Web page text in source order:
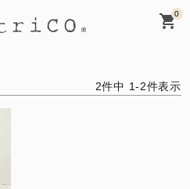
0
shopping_cart
2件中 1-2件表示